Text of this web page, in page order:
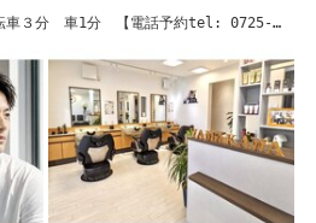
車３分 車1分 【電話予約tel: 0725-